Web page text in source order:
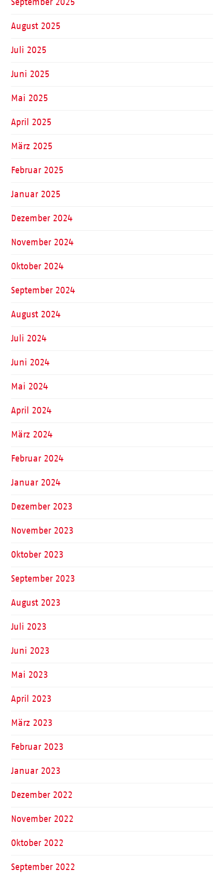
August 2025
Juli 2025
Juni 2025
Mai 2025
April 2025
März 2025
Februar 2025
Januar 2025
Dezember 2024
November 2024
Oktober 2024
September 2024
August 2024
Juli 2024
Juni 2024
Mai 2024
April 2024
März 2024
Februar 2024
Januar 2024
Dezember 2023
November 2023
Oktober 2023
September 2023
August 2023
Juli 2023
Juni 2023
Mai 2023
April 2023
März 2023
Februar 2023
Januar 2023
Dezember 2022
November 2022
Oktober 2022
September 2022